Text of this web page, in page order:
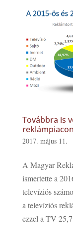
Továbbra is
reklámpiacon
2017. május 11.
A Magyar
ismertette a
televíziós
a televíziós
ezzel a TV